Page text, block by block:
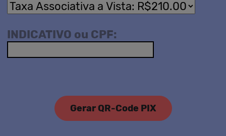
INDICATIVO ou CPF: